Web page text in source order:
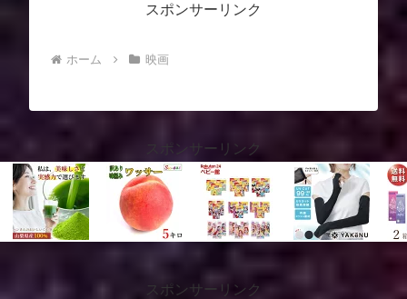
スポンサーリンク
ホーム 映画
スポンサーリンク
スポンサーリンク